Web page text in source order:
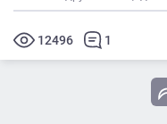
12496 1